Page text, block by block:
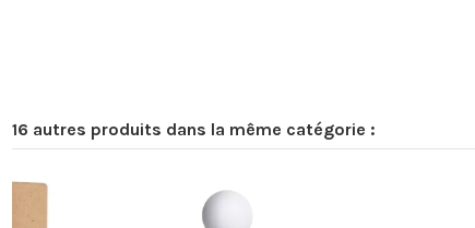
16 autres produits dans la même catégorie :